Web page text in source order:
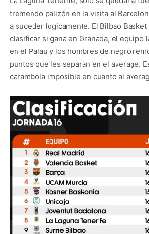
tremendo palizón en la visita al
a suceder lógicamente. El Bilbao
clasificar si gana en Granada, el equipo
en el Palau y los hombres de negro
puntos que les separan en el average.
carambola imposible en cuanto al